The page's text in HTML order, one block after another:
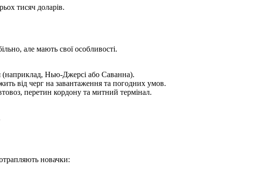
тисяч доларів.
але мають свої особливості.
(наприклад, Нью-Джерсі або Саванна).
від черг на завантаження та погодних умов.
перетин кордону та митний термінал.
новачки: